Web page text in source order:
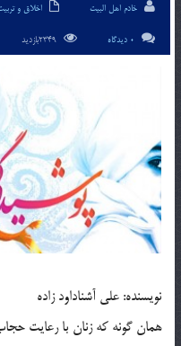
خادم اهل البیت اخلاق و
0 دیدگاه
نويسنده: علي آشناداود زاده
همان گونه که زنان با رعايت